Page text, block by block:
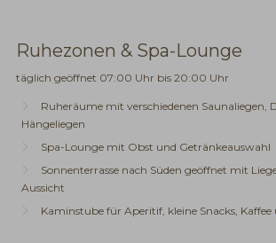
Ruhezonen & Spa-Lounge
täglich geöffnet 07:00 Uhr bis 20:00 Uhr
Ruheräume mit verschiedenen Saunaliegen,
Hängeliegen
Spa-Lounge mit Obst und Getränkeauswahl
Sonnenterrasse nach Süden geöffnet mit
Aussicht
Kaminstube für Aperitif, kleine Snacks, Kaffee